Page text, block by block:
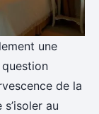
une
de la
au